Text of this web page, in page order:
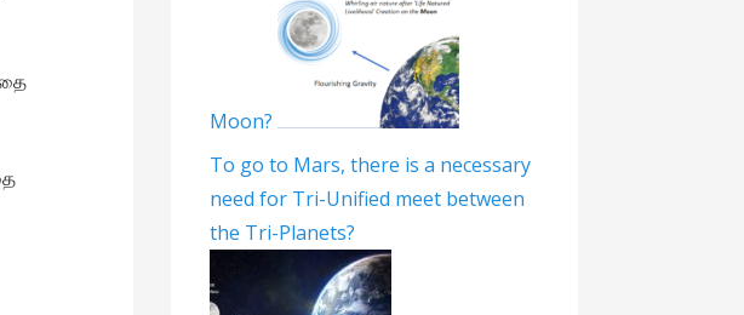
Moon?
To go to Mars, there is a necessary
need for Tri-Unified meet between
the Tri-Planets?